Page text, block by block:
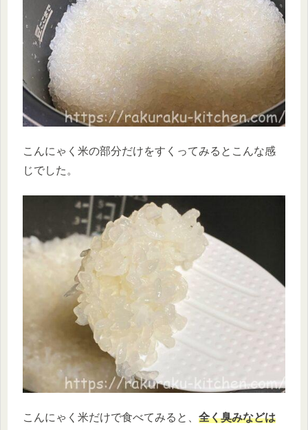
こんにゃく米の部分だけをすくってみるとこんな感
じでした。
こんにゃく米だけで食べてみると、 全く臭みなどは